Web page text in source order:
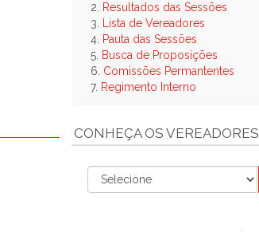
2.
Resultados das Sessões
3.
Lista de Vereadores
4. Pauta das Sessões
5. Busca de Proposições
6. Comissões Permantentes
7. Regimento Interno
CONHEÇA OS VEREADORES